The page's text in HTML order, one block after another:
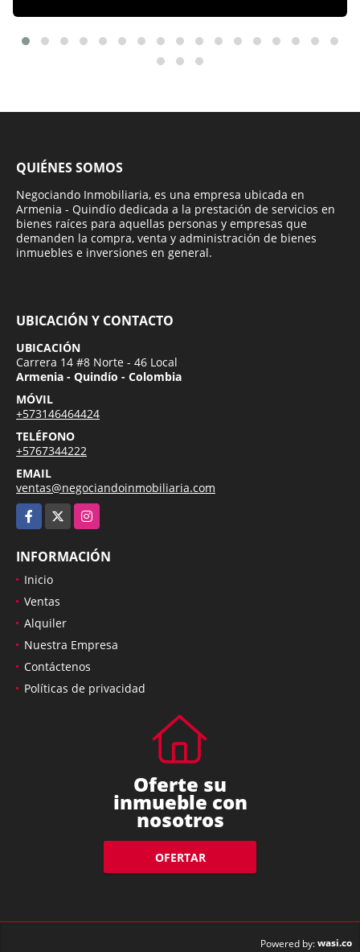
QUIÉNES SOMOS
Negociando Inmobiliaria, es una empresa ubicada en
Armenia - Quindío dedicada a la prestación de servicios en
bienes raíces para aquellas personas y empresas que
demanden la compra, venta y administración de bienes
inmuebles e inversiones en general.
UBICACIÓN Y CONTACTO
UBICACIÓN
Carrera 14 #8 Norte - 46 Local
Armenia - Quindío - Colombia
MÓVIL
+573146464424
TELÉFONO
+5767344222
EMAIL
ventas@negociandoinmobiliaria.com
Facebook
Instagram
INFORMACIÓN
Inicio
Ventas
Alquiler
Nuestra Empresa
Contáctenos
Políticas de privacidad
Oferte su
inmueble con
nosotros
OFERTAR
Powered by:wasi.co